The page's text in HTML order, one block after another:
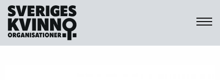
Sveriges Kvinnoorganisationer